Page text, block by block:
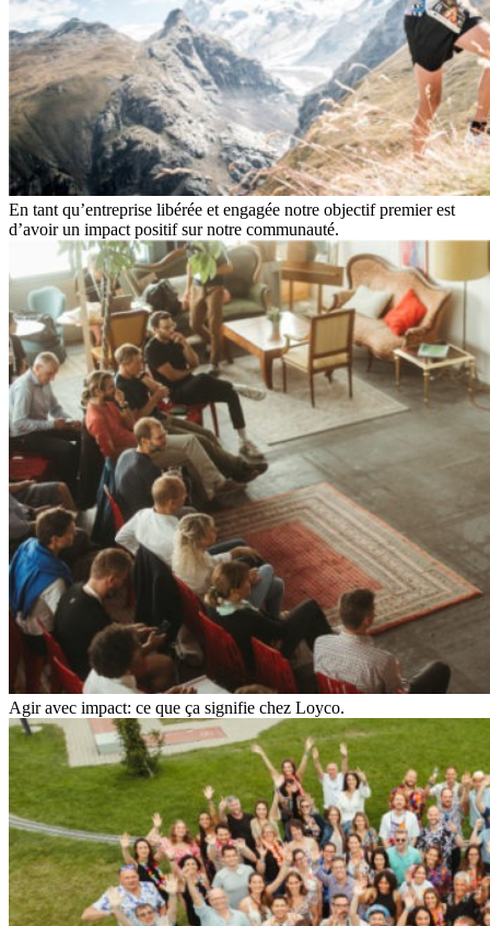
En tant qu’entreprise libérée et engagée notre objectif premier est
d’avoir un impact positif sur notre communauté.
Agir avec impact: ce que ça signifie chez Loyco.